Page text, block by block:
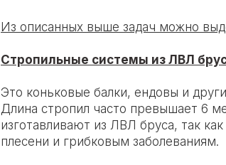
Из описанных выше задач можно
Стропильные системы из ЛВЛ
Это коньковые балки, ендовы и
Длина стропил часто превышает 6
изготавливают из ЛВЛ бруса, так
плесени и грибковым заболеваниям.